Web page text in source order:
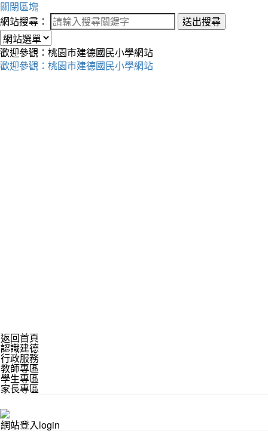
關閉區塊
網站搜尋：
送出搜尋
歡迎參觀：桃園市建德國民小學網站
歡迎參觀：桃園市建德國民小學網站
返回首頁
認識建德
行政服務
教師專區
學生專區
家長專區
網站登入login